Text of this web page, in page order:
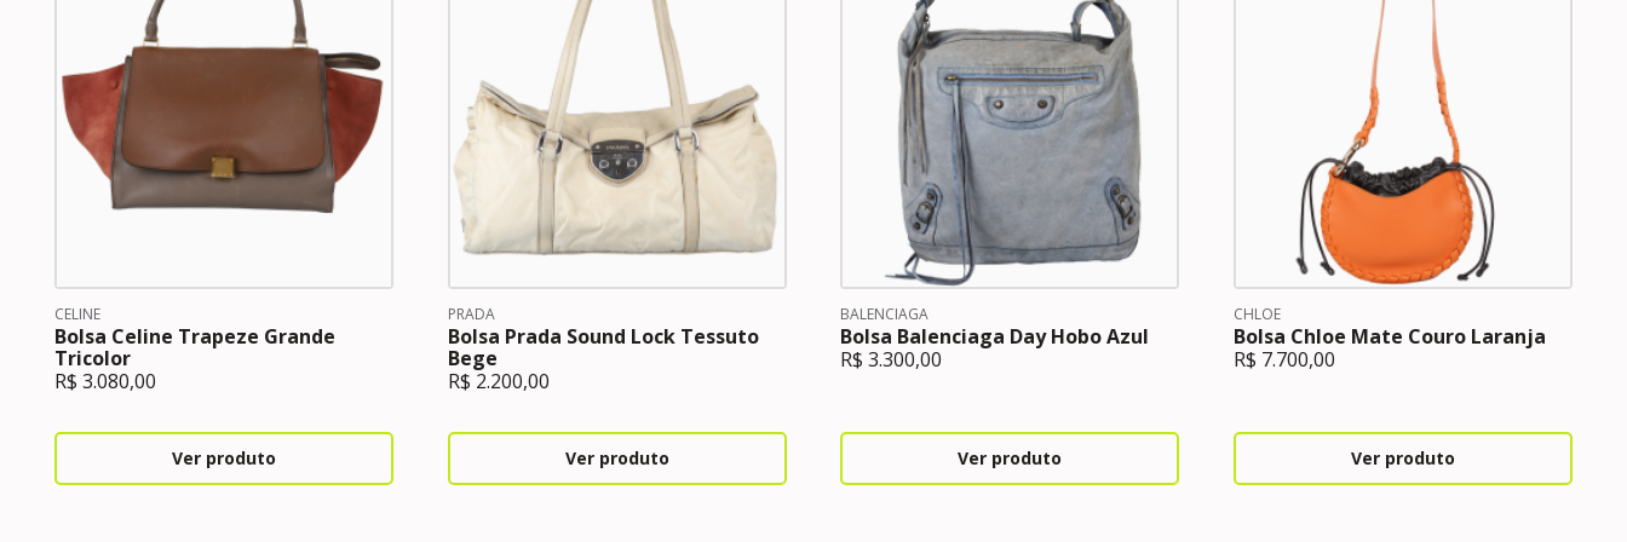
CELINE
Bolsa Celine Trapeze Grande
Tricolor
R$ 3.080,00
Ver produto
PRADA
Bolsa Prada Sound Lock Tessuto
Bege
R$ 2.200,00
Ver produto
BALENCIAGA
Bolsa Balenciaga Day Hobo Azul
R$ 3.300,00
Ver produto
CHLOE
Bolsa Chloe Mate Couro Laranja
R$ 7.700,00
Ver produto